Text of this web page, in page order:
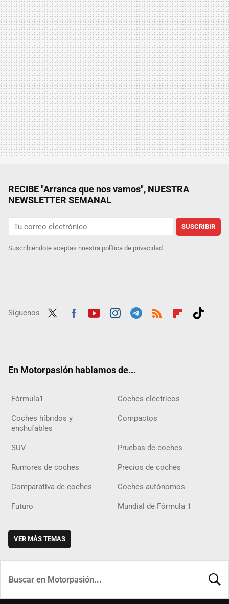
RECIBE "Arranca que nos vamos", NUESTRA
NEWSLETTER SEMANAL
SUSCRIBIR
Suscribiéndote aceptas nuestra política de privacidad
Síguenos
En Motorpasión hablamos de...
Fórmula1 Coches eléctricos
Coches híbridos y
enchufables
Compactos
SUV Pruebas de coches
Rumores de coches Precios de coches
Comparativa de coches Coches autónomos
Futuro Mundial de Fórmula 1
VER MÁS TEMAS